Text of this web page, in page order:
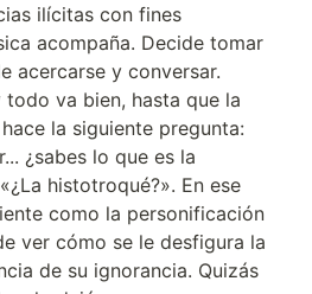
ilícitas con fines
acompaña. Decide tomar
acercarse y conversar.
va bien, hasta que la
la siguiente pregunta:
¿sabes lo que es la
histotroqué?». En ese
como la personificación
ver cómo se le desfigura la
de su ignorancia. Quizás